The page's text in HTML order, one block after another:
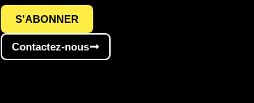
S'ABONNER
Contactez-nous